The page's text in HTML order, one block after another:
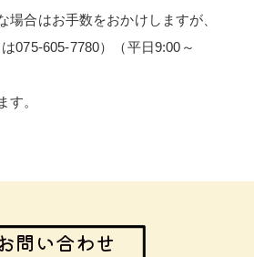
場合はお手数をおかけしますが、
075-605-7780）（平日9:00～
す。
問い合わせ